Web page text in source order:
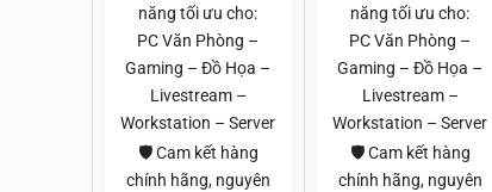
năng tối ưu cho:
PC Văn Phòng –
Gaming – Đồ Họa –
Livestream –
Workstation – Server
🛡️ Cam kết hàng
chính hãng, nguyên
năng tối ưu cho:
PC Văn Phòng –
Gaming – Đồ Họa –
Livestream –
Workstation – Server
🛡️ Cam kết hàng
chính hãng, nguyên